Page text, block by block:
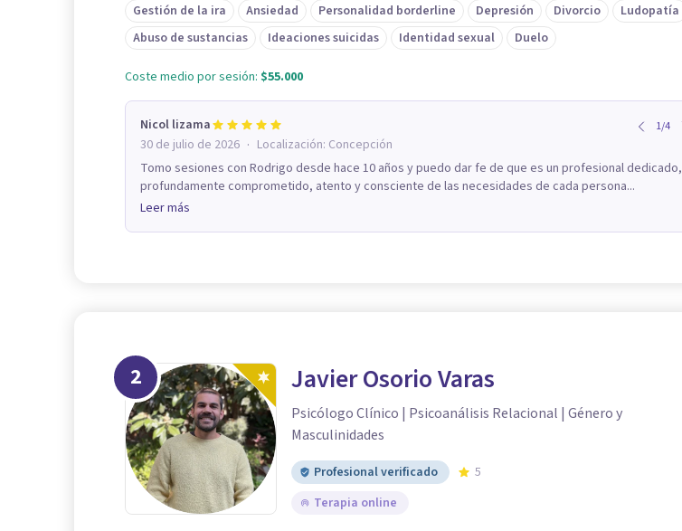
Gestión de la ira Ansiedad Personalidad borderline Depresión Divorcio
Ludopatía
Abuso de sustancias
Ideaciones suicidas Identidad sexual Duelo
Coste medio por sesión: $55.000
Nicol lizama 1/4
30 de julio de 2026 · Localización: Concepción
Tomo sesiones con Rodrigo desde hace 10 años y puedo dar fe de que es un profesional dedicado,
profundamente comprometido, atento y consciente de las necesidades de cada persona...
Leer más
2 Javier Osorio Varas
Psicólogo Clínico | Psicoanálisis Relacional | Género y
Masculinidades
Profesional verificado
5
Terapia online